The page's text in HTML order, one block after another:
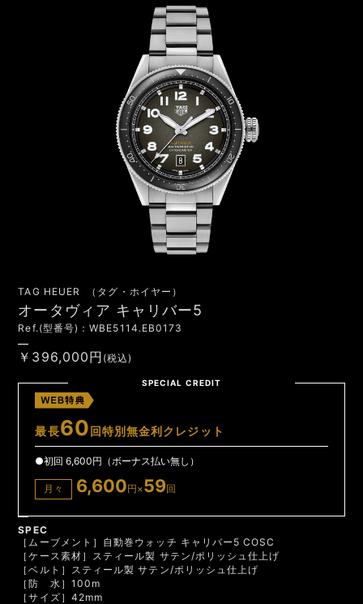
TAG HEUER （タグ・ホイヤー）
オータヴィア キャリバー5
Ref.(型番号)：WBE5114.EB0173
￥396,000円 (税込)
SPECIAL CREDIT
最長60回特別無金利クレジット
●初回 6,600円（ボーナス払い無し）
月々 6,600円×59回
SPEC
［ムーブメント］自動巻ウォッチ キャリバー5 COSC
［ケース素材］スティール製 サテン/ポリッシュ仕上げ
［ベルト］スティール製 サテン/ポリッシュ仕上げ
［防 水］100m
［サイズ］42mm